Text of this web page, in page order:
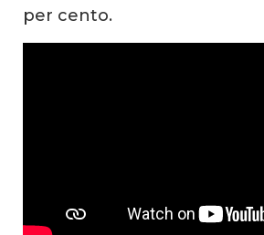
per cento.